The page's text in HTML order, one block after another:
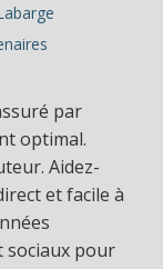
par
optimal.
Aidez-
et facile à
sociaux pour